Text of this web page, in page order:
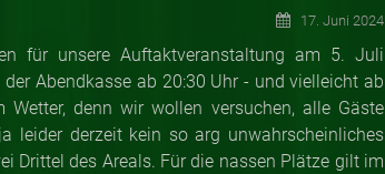
17. Juni 2024
für unsere Auftaktveranstaltung am 5. Juli
Abendkasse ab 20:30 Uhr - und vielleicht ab
denn wir wollen versuchen, alle Gäste
leider derzeit kein so arg unwahrscheinliches
Drittel des Areals. Für die nassen Plätze gilt im